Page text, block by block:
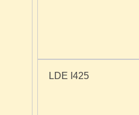
LDE I425